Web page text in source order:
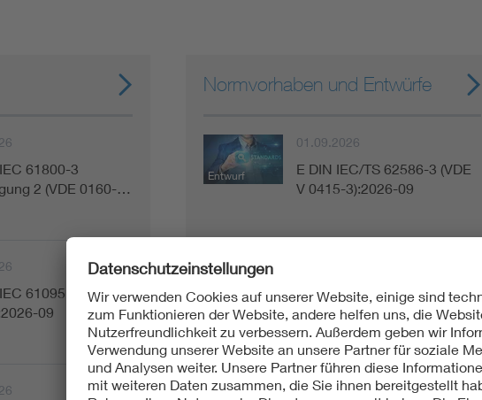
61800-3
2 (VDE 0160-…
61095 (VDE
09
Normvorhaben und Entwürfe
Entwurf
01.09.2026
E DIN IEC/TS 62586-3 (VDE
V 0415-3):2026-09
Entwurf
E DIN EN IEC 80601-2-30
(VDE 0750-2-30):2026-06
01.06.2026